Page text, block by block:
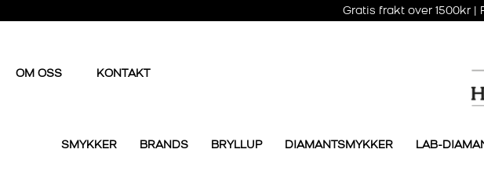
Gratis frakt over 1500kr
OM OSS KONTAKT
SMYKKER BRANDS BRYLLUP DIAMANTSMYKKER LAB-